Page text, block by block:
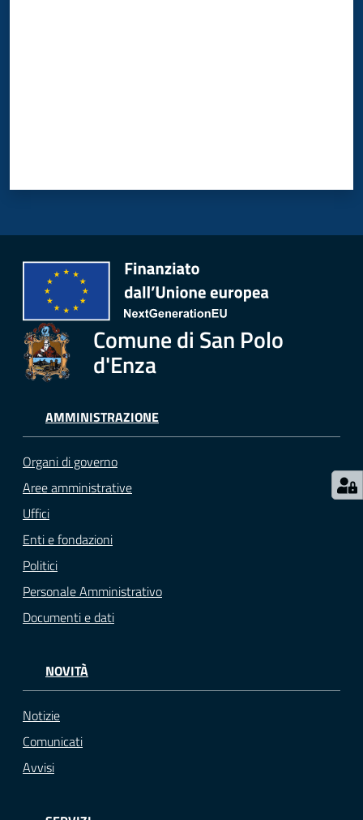
su
Comune di San Polo
d'Enza
AMMINISTRAZIONE
Organi di governo
Aree amministrative
Uffici
Enti e fondazioni
Politici
Personale Amministrativo
Documenti e dati
NOVITÀ
Notizie
Comunicati
Avvisi